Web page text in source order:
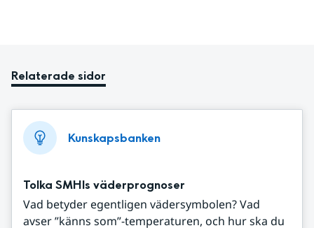
Relaterade sidor
Kunskapsbanken
Tolka SMHIs väderprognoser
Vad betyder egentligen vädersymbolen? Vad
avser ”känns som”-temperaturen, och hur ska du